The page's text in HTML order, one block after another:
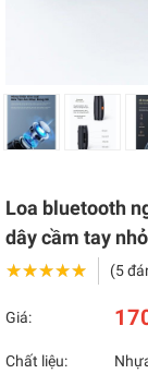
Loa bluetooth
dây cầm tay
★★★★★
★★★★★ (5
Giá:
Chất liệu: